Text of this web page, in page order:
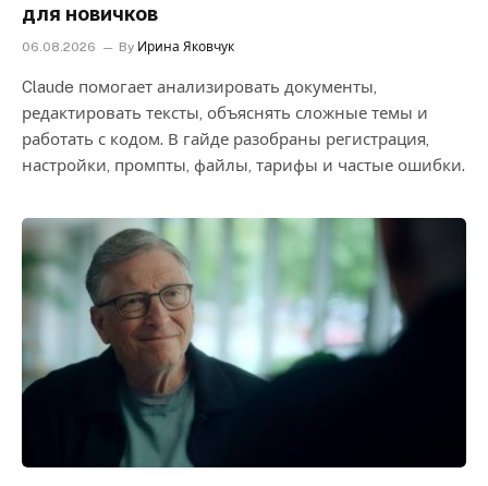
для новичков
06.08.2026 By Ирина Яковчук
Claude помогает анализировать документы,
редактировать тексты, объяснять сложные темы и
работать с кодом. В гайде разобраны регистрация,
настройки, промпты, файлы, тарифы и частые ошибки.